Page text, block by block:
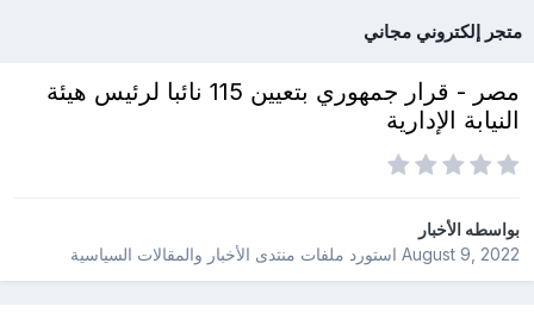
متجر إلكتروني مجاني
مصر - قرار جمهوري بتعيين 115 نائبا لرئيس هيئة
النيابة الإدارية
بواسطهالأخبار
August 9, 2022استورد ملفات منتدى الأخبار والمقالات السياسية